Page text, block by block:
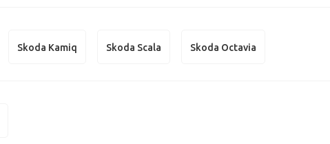
Skoda Kamiq Skoda Scala Skoda Octavia